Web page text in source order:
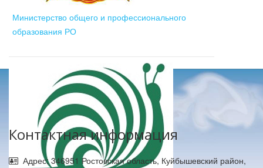
Министерство общего и профессионального
образования РО
Контактная информация
Адрес: 346951 Ростовская область, Куйбышевский район,